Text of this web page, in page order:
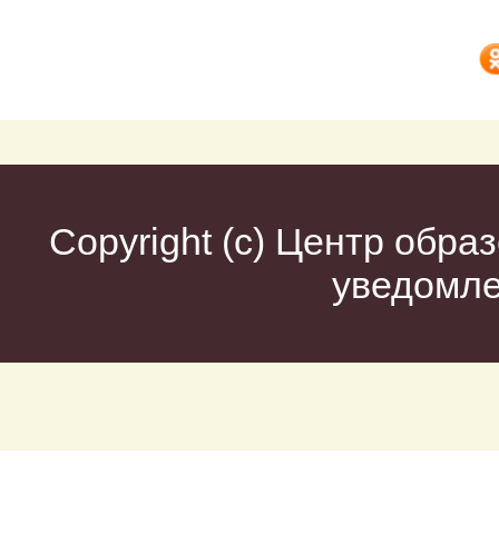
Copyright (c) Центр